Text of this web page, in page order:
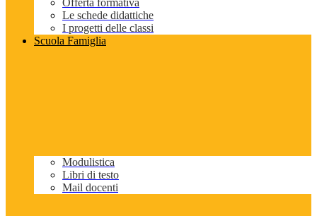
Offerta formativa
Le schede didattiche
I progetti delle classi
Scuola Famiglia
Modulistica
Libri di testo
Mail docenti